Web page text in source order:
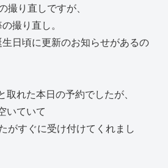
撮り直しですが、
撮り直し。
日頃に更新のお知らせがあるの
れた本日の予約でしたが、
いていて
がすぐに受け付けてくれまし